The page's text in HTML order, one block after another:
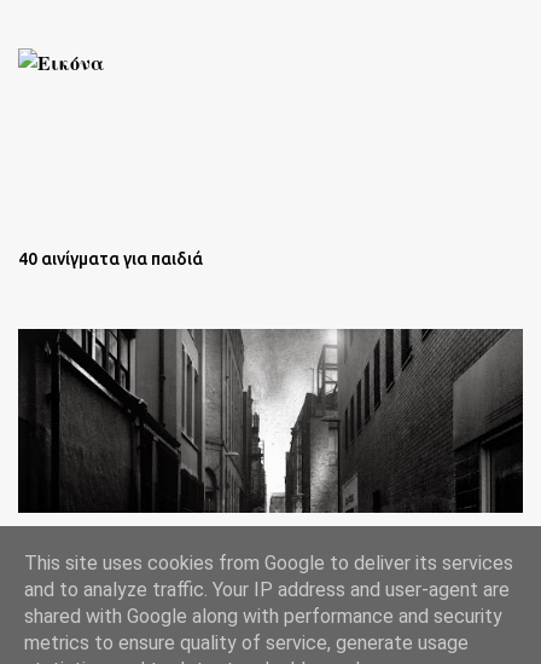
40 αινίγματα για παιδιά
Lee Jeffries
This site uses cookies from Google to deliver its services
and to analyze traffic. Your IP address and user-agent are
shared with Google along with performance and security
metrics to ensure quality of service, generate usage